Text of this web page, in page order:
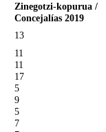
Zinegotzi-kopurua /
Concejalías 2019
13
11
11
17
5
9
5
7